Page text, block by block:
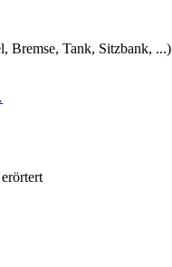
Bremse, Tank, Sitzbank, ...)